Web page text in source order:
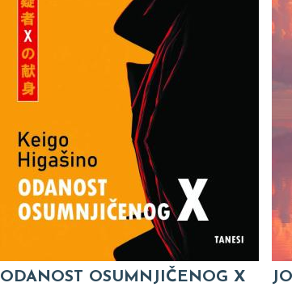
ODANOST OSUMNJIČENOG X